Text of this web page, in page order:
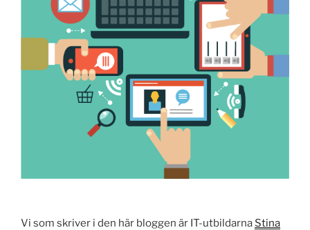
Vi som skriver i den här bloggen är IT-utbildarna Stina